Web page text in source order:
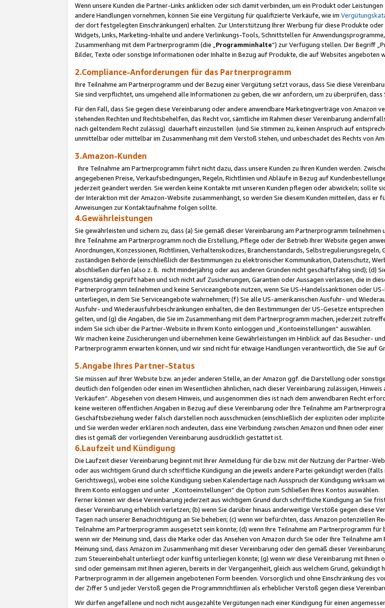
Wenn unsere Kunden die Partner-Links anklicken oder sich damit verbinden, um ein Produkt oder
andere Handlungen vornehmen, können Sie eine Vergütung für qualifizierte Verkäufe, wie im
der dort festgelegten Einschränkungen) erhalten. Zur Unterstützung Ihrer Werbung für diese Produkte
Widgets, Links, Marketing-Inhalte und andere Verlinkungs-Tools, Schnittstellen für
Zusammenhang mit dem Partnerprogramm (die „ Programminhalte“) zur Verfügung stellen. Der Begriff
Bilder, Texte oder sonstige Informationen oder Inhalte in Bezug auf Produkte, die auf Websites angeboten
2.Compliance-Anforderungen für das Partnerprogramm
Ihre Teilnahme am Partnerprogramm und der Bezug einer Vergütung setzt voraus, dass Sie diese
Sie sind verpflichtet, uns umgehend alle Informationen zu geben, die wir anfordern, um zu überprüfen, dass
Für den Fall, dass Sie gegen diese Vereinbarung oder andere anwendbare Marketingverträge von Amazon
stehenden Rechten und Rechtsbehelfen, das Recht vor, sämtliche im Rahmen dieser Vereinbarung
nach geltendem Recht zulässig) dauerhaft einzustellen (und Sie stimmen zu, keinen Anspruch auf
unmittelbar oder mittelbar im Zusammenhang mit dem Verstoß stehen, und unbeschadet des Rechts von
3.Amazon-Kunden
Ihre Teilnahme am Partnerprogramm führt nicht dazu, dass unsere Kunden zu Ihren Kunden werden.
angegebenen Preise, Verkaufsbedingungen, Regeln, Richtlinien und Abläufe in Bezug auf
jederzeit geändert werden. Sie werden keine Kontakte mit unseren Kunden pflegen oder abwickeln; sollte
der Interaktion mit der Amazon-Website zusammenhängt, so werden Sie diesem Kunden mitteilen, dass er
Anweisungen zur Kontaktaufnahme folgen sollte.
4.Gewährleistungen
Sie gewährleisten und sichern zu, dass (a) Sie gemäß dieser Vereinbarung am Partnerprogramm
Ihre Teilnahme am Partnerprogramm noch die Erstellung, Pflege oder der Betrieb Ihrer Website gegen
Anordnungen, Konzessionen, Richtlinien, Verhaltenskodizes, Branchenstandards,
zuständigen Behörde (einschließlich der Bestimmungen zu elektronischer Kommunikation, Datenschutz,
abschließen dürfen (also z. B. nicht minderjährig oder aus anderen Gründen nicht geschäftsfähig sind); (d)
eigenständig geprüft haben und sich nicht auf Zusicherungen, Garantien oder Aussagen verlassen, die in
Partnerprogramm teilnehmen und keine Serviceangebote nutzen, wenn Sie US-Handelssanktionen oder
unterliegen, in dem Sie Serviceangebote wahrnehmen; (f) Sie alle US-amerikanischen Ausfuhr- und
Ausfuhr- und Wiederausfuhrbeschränkungen einhalten, die den Bestimmungen der US-Gesetze
gelten, und (g) die Angaben, die Sie im Zusammenhang mit dem Partnerprogramm machen, jederzeit
indem Sie sich über die Partner-Website in Ihrem Konto einloggen und „Kontoeinstellungen“ auswählen.
Wir machen keine Zusicherungen und übernehmen keine Gewährleistungen im Hinblick auf das Besucher-
Partnerprogramm erwarten können, und wir sind nicht für etwaige Handlungen verantwortlich, die Sie auf
5.Angabe Ihres Partner-Status
Sie müssen auf Ihrer Website bzw. an jeder anderen Stelle, an der Amazon ggf. die Darstellung oder
deutlich den folgenden oder einen im Wesentlichen ähnlichen, nach dieser Vereinbarung zulässigen,
Verkäufen“. Abgesehen von diesem Hinweis, und ausgenommen dies ist nach dem anwendbaren Recht
keine weiteren öffentlichen Angaben in Bezug auf diese Vereinbarung oder Ihre Teilnahme am
Geschäftsbeziehung weder falsch darstellen noch ausschmücken (einschließlich der expliziten oder
und Sie werden weder erklären noch andeuten, dass eine Verbindung zwischen Amazon und Ihnen oder
dies ist gemäß der vorliegenden Vereinbarung ausdrücklich gestattet ist.
6.Laufzeit und Kündigung
Die Laufzeit dieser Vereinbarung beginnt mit Ihrer Anmeldung für die bzw. mit der Nutzung der Partner-
oder aus wichtigem Grund durch schriftliche Kündigung an die jeweils andere Partei gekündigt werden
Gerichtswegs), wobei eine solche Kündigung sieben Kalendertage nach Ausspruch der Kündigung wirksam
Ihrem Konto einloggen und unter „Kontoeinstellungen“ die Option zum Schließen Ihres Kontos auswählen.
Ferner können wir diese Vereinbarung jederzeit aus wichtigem Grund durch schriftliche Kündigung an Sie
dieser Vereinbarung erheblich verletzen; (b) wenn Sie darüber hinaus anderweitige Verstöße gegen diese
Tagen nach unserer Benachrichtigung an Sie beheben; (c) wenn wir befürchten, dass Amazon potenziellen
Teilnahme am Partnerprogramm ausgesetzt sein könnte; (d) wenn Ihre Teilnahme am Partnerprogramm
wenn wir der Meinung sind, dass die Marke oder das Ansehen von Amazon durch Sie oder Ihre Teilnahme
Meinung sind, dass Amazon im Zusammenhang mit dieser Vereinbarung oder den gemäß dieser
zum Steuereinbehalt unterliegt oder künftig unterliegen könnte; (g) wenn wir diese Vereinbarung mit Ihnen
sind oder gemeinsam mit Ihnen agieren, bereits in der Vergangenheit, gleich aus welchem Grund,
Partnerprogramm in der allgemein angebotenen Form beenden. Vorsorglich und ohne Einschränkung des
der Ziffer 5 und jeder Verstoß gegen die Programmrichtlinien als erheblicher Verstoß gegen diese
Wir dürfen angefallene und noch nicht ausgezahlte Vergütungen nach einer Kündigung für einen